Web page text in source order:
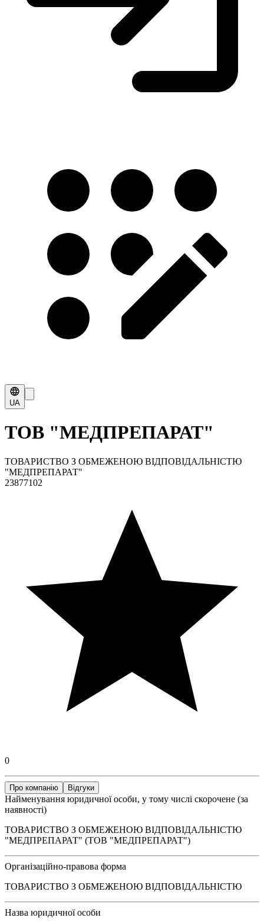
UA
ТОВ "МЕДПРЕПАРАТ"
ТОВАРИСТВО З ОБМЕЖЕНОЮ ВІДПОВІДАЛЬНІСТЮ
"МЕДПРЕПАРАТ"
23877102
0
Про компанію Відгуки
Найменування юридичної особи, у тому числі скорочене (за
наявності)
ТОВАРИСТВО З ОБМЕЖЕНОЮ ВІДПОВІДАЛЬНІСТЮ
"МЕДПРЕПАРАТ" (ТОВ "МЕДПРЕПАРАТ")
Організаційно-правова форма
ТОВАРИСТВО З ОБМЕЖЕНОЮ ВІДПОВІДАЛЬНІСТЮ
Назва юридичної особи